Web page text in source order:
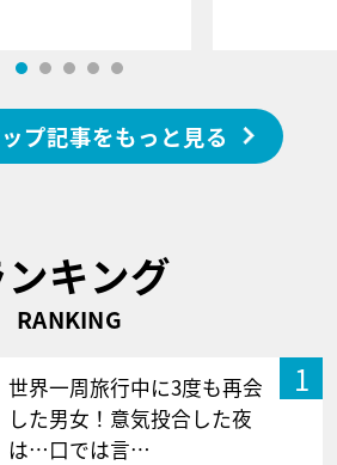
プ記事をもっと見る
ンキング
RANKING
1
世界一周旅行中に3度も再会
した男女！意気投合した夜
は…口では言…